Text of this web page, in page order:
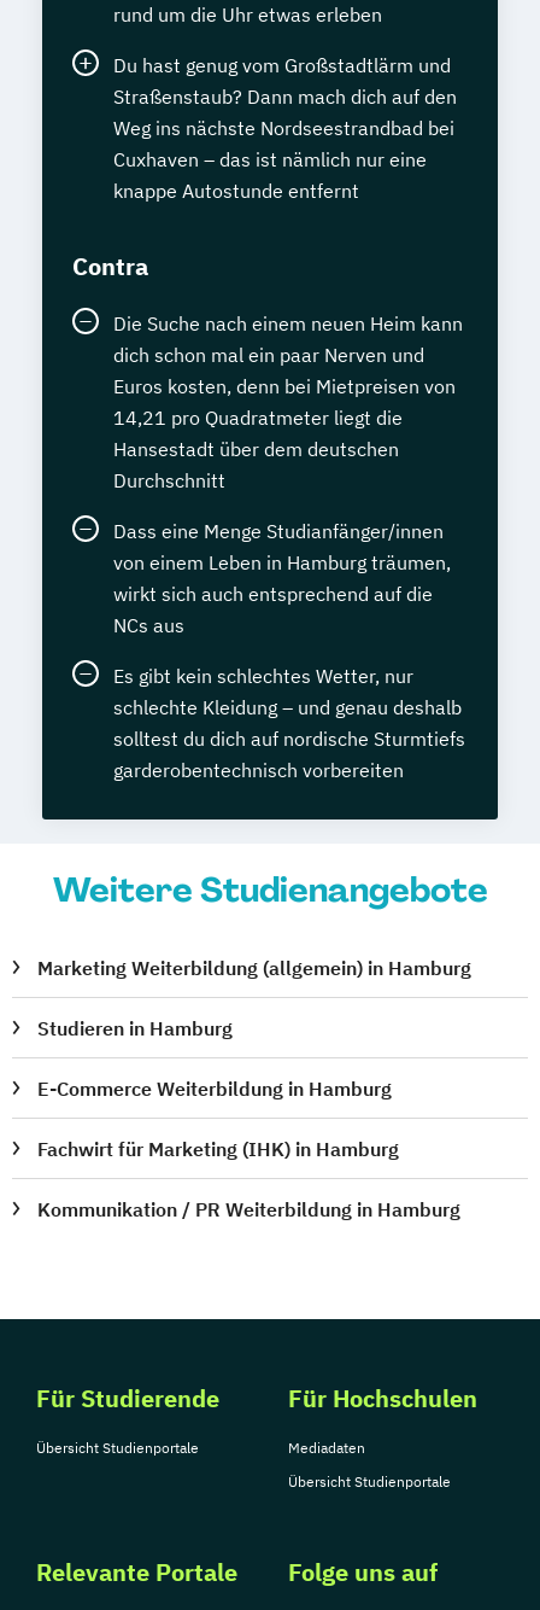
rund um die Uhr etwas erleben
Du hast genug vom Großstadtlärm und
Straßenstaub? Dann mach dich auf den
Weg ins nächste Nordseestrandbad bei
Cuxhaven – das ist nämlich nur eine
knappe Autostunde entfernt
Contra
Die Suche nach einem neuen Heim kann
dich schon mal ein paar Nerven und
Euros kosten, denn bei Mietpreisen von
14,21 pro Quadratmeter liegt die
Hansestadt über dem deutschen
Durchschnitt
Dass eine Menge Studianfänger/innen
von einem Leben in Hamburg träumen,
wirkt sich auch entsprechend auf die
NCs aus
Es gibt kein schlechtes Wetter, nur
schlechte Kleidung – und genau deshalb
solltest du dich auf nordische Sturmtiefs
garderobentechnisch vorbereiten
Weitere Studienangebote
Marketing Weiterbildung (allgemein) in Hamburg
Studieren in Hamburg
E-Commerce Weiterbildung in Hamburg
Fachwirt für Marketing (IHK) in Hamburg
Kommunikation / PR Weiterbildung in Hamburg
Für Studierende
Übersicht Studienportale
Für Hochschulen
Mediadaten
Übersicht Studienportale
Relevante Portale Folge uns auf